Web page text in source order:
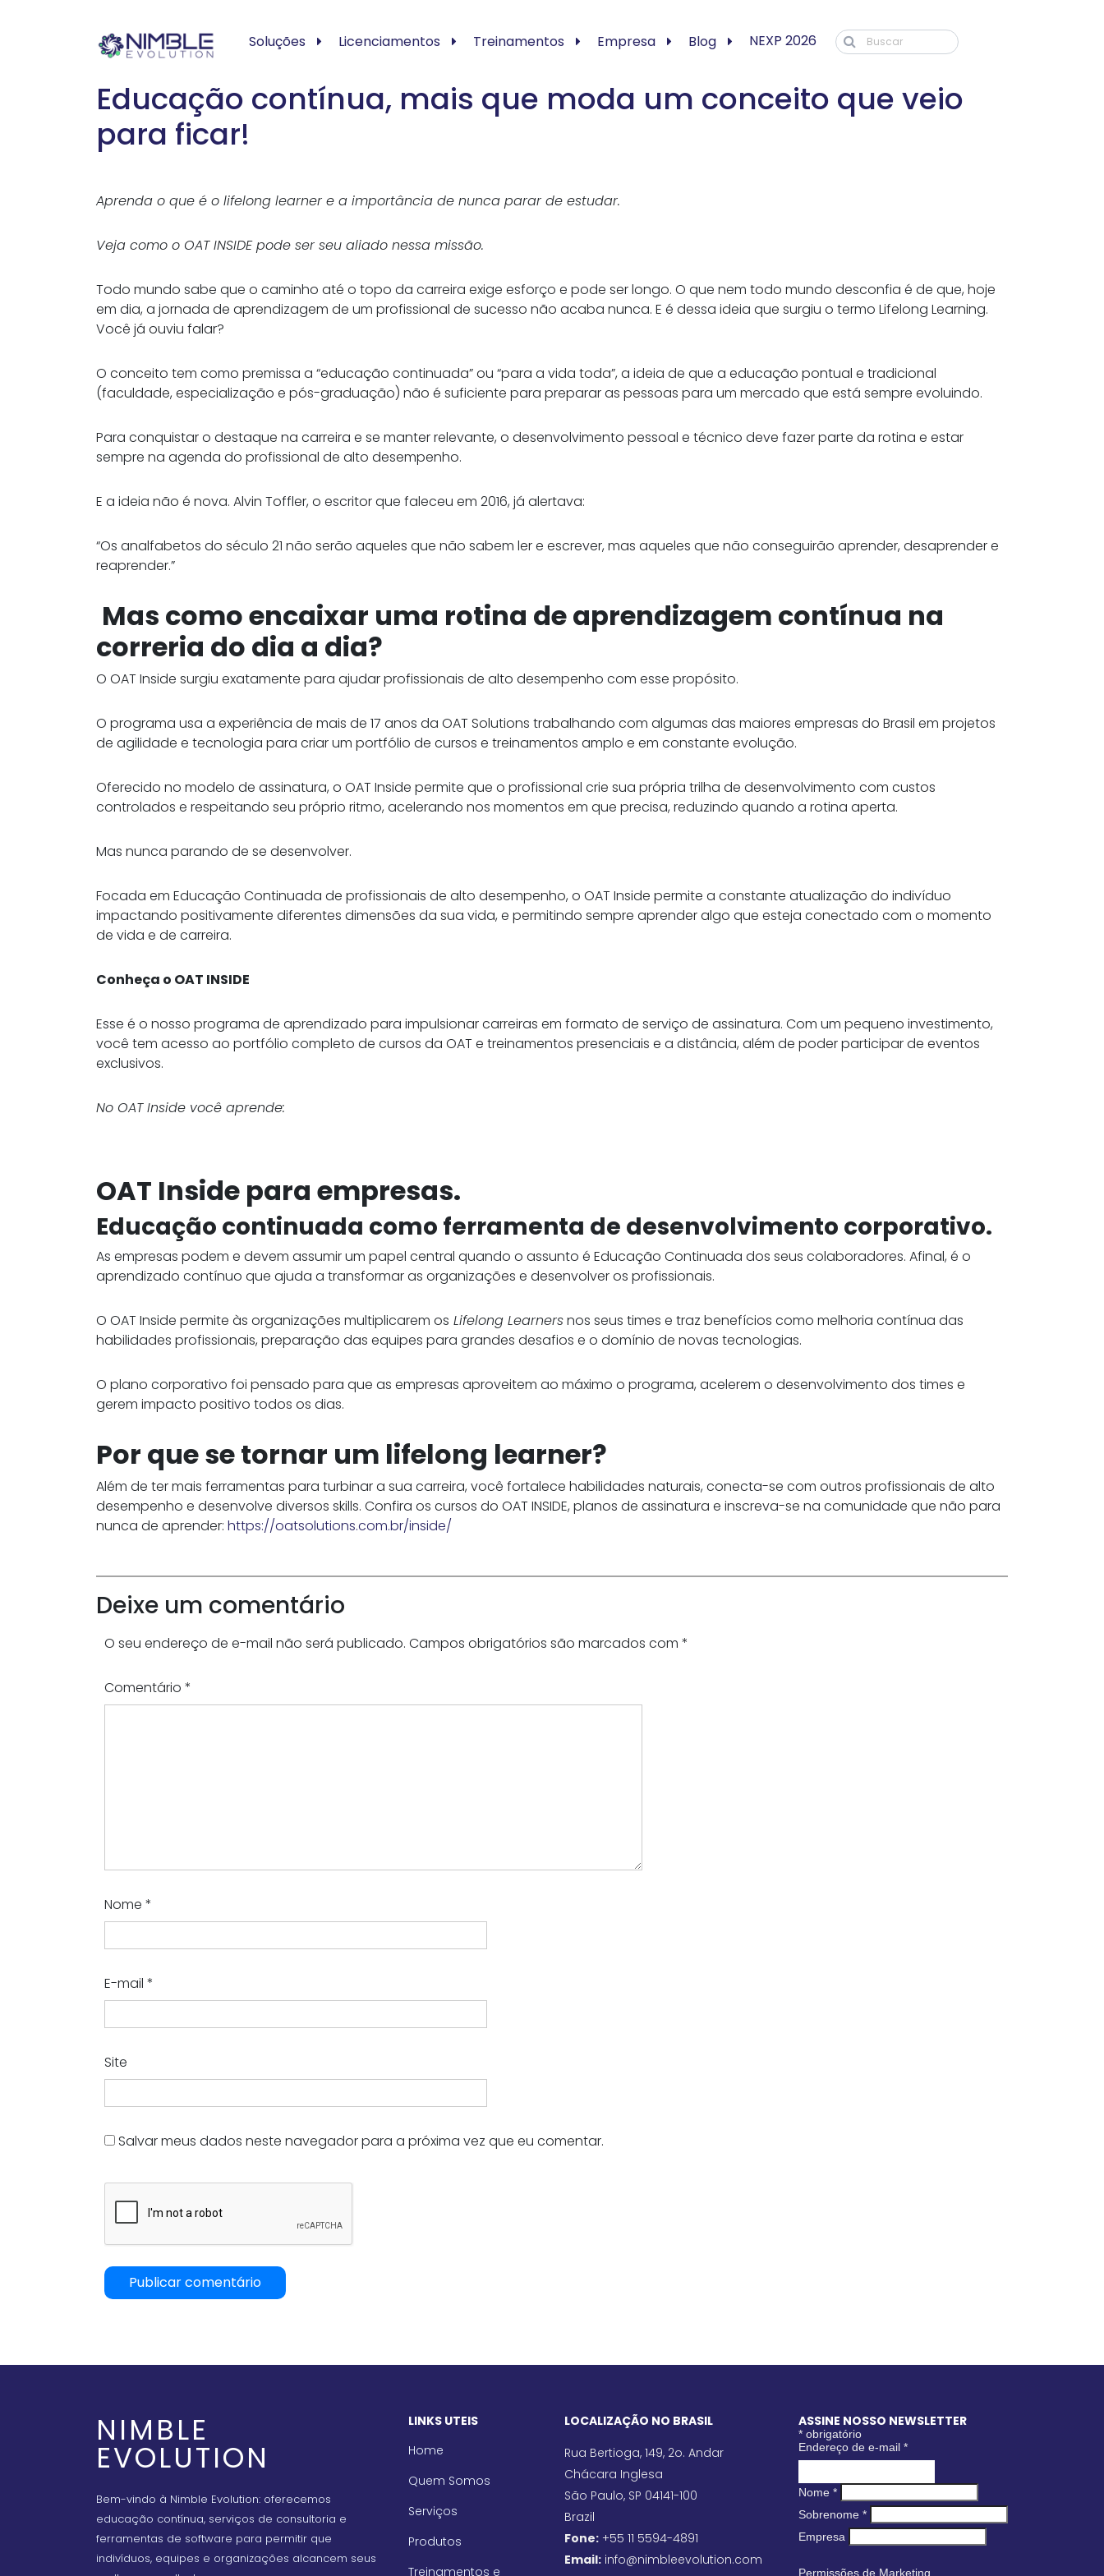
Soluções Licenciamentos Treinamentos Empresa Blog NEXP 2026
Educação contínua, mais que moda um conceito que veio
para ficar!
Aprenda o que é o lifelong learner e a importância de nunca parar de estudar.
Veja como o OAT INSIDE pode ser seu aliado nessa missão.
Todo mundo sabe que o caminho até o topo da carreira exige esforço e pode ser longo. O que nem todo mundo desconfia é de que, hoje
em dia, a jornada de aprendizagem de um profissional de sucesso não acaba nunca. E é dessa ideia que surgiu o termo Lifelong Learning.
Você já ouviu falar?
O conceito tem como premissa a “educação continuada” ou “para a vida toda”, a ideia de que a educação pontual e tradicional
(faculdade, especialização e pós-graduação) não é suficiente para preparar as pessoas para um mercado que está sempre evoluindo.
Para conquistar o destaque na carreira e se manter relevante, o desenvolvimento pessoal e técnico deve fazer parte da rotina e estar
sempre na agenda do profissional de alto desempenho.
E a ideia não é nova. Alvin Toffler, o escritor que faleceu em 2016, já alertava:
“Os analfabetos do século 21 não serão aqueles que não sabem ler e escrever, mas aqueles que não conseguirão aprender, desaprender e
reaprender.”
Mas como encaixar uma rotina de aprendizagem contínua na
correria do dia a dia?
O OAT Inside surgiu exatamente para ajudar profissionais de alto desempenho com esse propósito.
O programa usa a experiência de mais de 17 anos da OAT Solutions trabalhando com algumas das maiores empresas do Brasil em projetos
de agilidade e tecnologia para criar um portfólio de cursos e treinamentos amplo e em constante evolução.
Oferecido no modelo de assinatura, o OAT Inside permite que o profissional crie sua própria trilha de desenvolvimento com custos
controlados e respeitando seu próprio ritmo, acelerando nos momentos em que precisa, reduzindo quando a rotina aperta.
Mas nunca parando de se desenvolver.
Focada em Educação Continuada de profissionais de alto desempenho, o OAT Inside permite a constante atualização do indivíduo
impactando positivamente diferentes dimensões da sua vida, e permitindo sempre aprender algo que esteja conectado com o momento
de vida e de carreira.
Conheça o OAT INSIDE
Esse é o nosso programa de aprendizado para impulsionar carreiras em formato de serviço de assinatura. Com um pequeno investimento,
você tem acesso ao portfólio completo de cursos da OAT e treinamentos presenciais e a distância, além de poder participar de eventos
exclusivos.
No OAT Inside você aprende:
OAT Inside para empresas.
Educação continuada como ferramenta de desenvolvimento corporativo.
As empresas podem e devem assumir um papel central quando o assunto é Educação Continuada dos seus colaboradores. Afinal, é o
aprendizado contínuo que ajuda a transformar as organizações e desenvolver os profissionais.
O OAT Inside permite às organizações multiplicarem os Lifelong Learnersnos seus times e traz benefícios como melhoria contínua das
habilidades profissionais, preparação das equipes para grandes desafios e o domínio de novas tecnologias.
O plano corporativo foi pensado para que as empresas aproveitem ao máximo o programa, acelerem o desenvolvimento dos times e
gerem impacto positivo todos os dias.
Por que se tornar um lifelong learner?
Além de ter mais ferramentas para turbinar a sua carreira, você fortalece habilidades naturais, conecta-se com outros profissionais de alto
desempenho e desenvolve diversos skills. Confira os cursos do OAT INSIDE, planos de assinatura e inscreva-se na comunidade que não para
nunca de aprender: https://oatsolutions.com.br/inside/
Deixe um comentário
O seu endereço de e-mail não será publicado. Campos obrigatórios são marcados com *
Comentário *
Nome *
E-mail *
Site
Salvar meus dados neste navegador para a próxima vez que eu comentar.
NIMBLE
EVOLUTION
Bem-vindo à Nimble Evolution: oferecemos
educação contínua, serviços de consultoria e
ferramentas de software para permitir que
indivíduos, equipes e organizações alcancem seus
LINKS UTEIS
Home
Quem Somos
Serviços
Produtos
Treinamentos e
LOCALIZAÇÃO NO BRASIL
Rua Bertioga, 149, 2o. Andar
Chácara Inglesa
São Paulo, SP 04141-100
Brazil
Fone: +55 11 5594-4891
Email: info@nimbleevolution.com
ASSINE NOSSO NEWSLETTER
* obrigatório
Endereço de e-mail *
Nome *
Sobrenome *
Empresa
Permissões de Marketing